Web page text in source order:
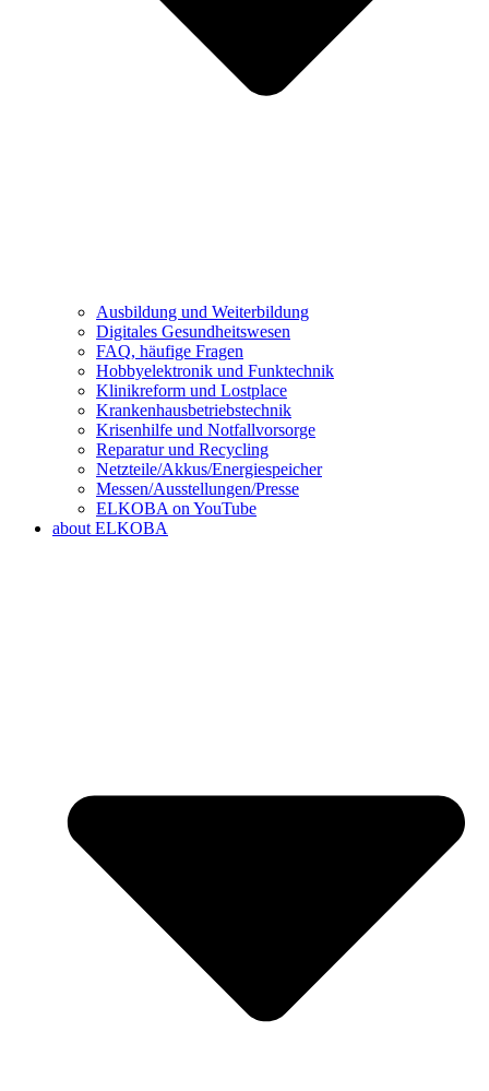
Ausbildung und Weiterbildung
Digitales Gesundheitswesen
FAQ, häufige Fragen
Hobbyelektronik und Funktechnik
Klinikreform und Lostplace
Krankenhausbetriebstechnik
Krisenhilfe und Notfallvorsorge
Reparatur und Recycling
Netzteile/Akkus/Energiespeicher
Messen/Ausstellungen/Presse
ELKOBA on YouTube
about ELKOBA